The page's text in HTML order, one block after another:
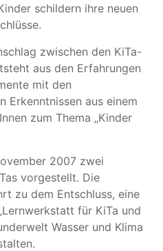
schildern ihre neuen
zwischen den KiTa-
aus den Erfahrungen
mit den
Erkenntnissen aus einem
zum Thema „Kinder
2007 zwei
vorgestellt. Die
zu dem Entschluss, eine
für KiTa und
Wasser und Klima